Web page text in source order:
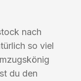
nach
so viel
du den